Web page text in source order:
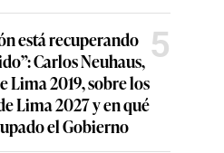
está recuperando
Carlos Neuhaus,
Lima 2019, sobre los
Lima 2027 y en qué
el Gobierno
5